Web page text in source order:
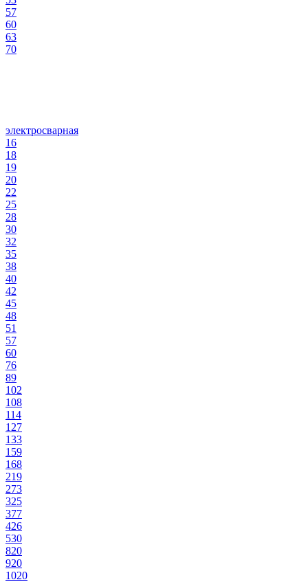
57
60
63
70
электросварная
16
18
19
20
22
25
28
30
32
35
38
40
42
45
48
51
57
60
76
89
102
108
114
127
133
159
168
219
273
325
377
426
530
820
920
1020